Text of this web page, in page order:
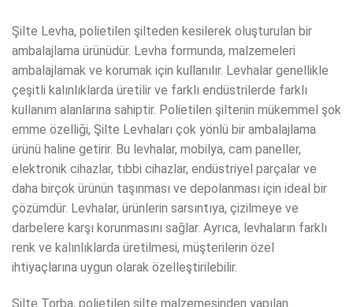
Şilte Levha, polietilen şilteden kesilerek oluşturulan bir
ambalajlama ürünüdür. Levha formunda, malzemeleri
ambalajlamak ve korumak için kullanılır. Levhalar genellikle
çeşitli kalınlıklarda üretilir ve farklı endüstrilerde farklı
kullanım alanlarına sahiptir. Polietilen şiltenin mükemmel şok
emme özelliği, Şilte Levhaları çok yönlü bir ambalajlama
ürünü haline getirir. Bu levhalar, mobilya, cam paneller,
elektronik cihazlar, tıbbi cihazlar, endüstriyel parçalar ve
daha birçok ürünün taşınması ve depolanması için ideal bir
çözümdür. Levhalar, ürünlerin sarsıntıya, çizilmeye ve
darbelere karşı korunmasını sağlar. Ayrıca, levhaların farklı
renk ve kalınlıklarda üretilmesi, müşterilerin özel
ihtiyaçlarına uygun olarak özelleştirilebilir.
Şilte Torba, polietilen şilte malzemesinden yapılan